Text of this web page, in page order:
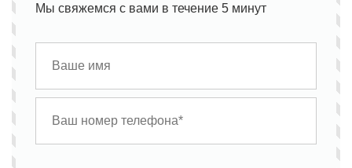
Мы свяжемся с вами в течение 5 минут